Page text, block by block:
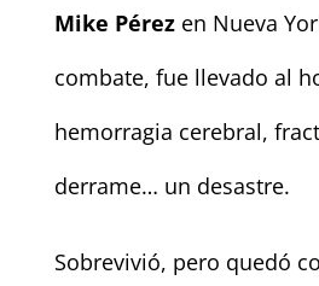
Mike Pérezen Nueva
combate, fue llevado al
hemorragia cerebral,
derrame… un desastre.
Sobrevivió, pero quedó